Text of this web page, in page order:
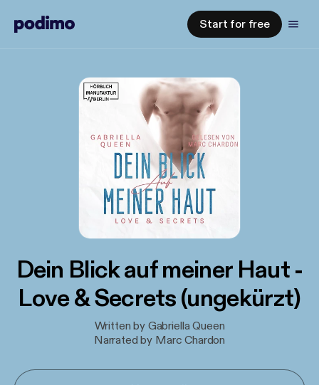
Start for free
Dein Blick auf meiner Haut -
Love & Secrets (ungekürzt)
Written by Gabriella Queen
Narrated by Marc Chardon